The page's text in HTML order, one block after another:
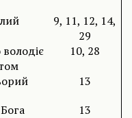
9, 11, 12, 14,
29
10, 28
13
13